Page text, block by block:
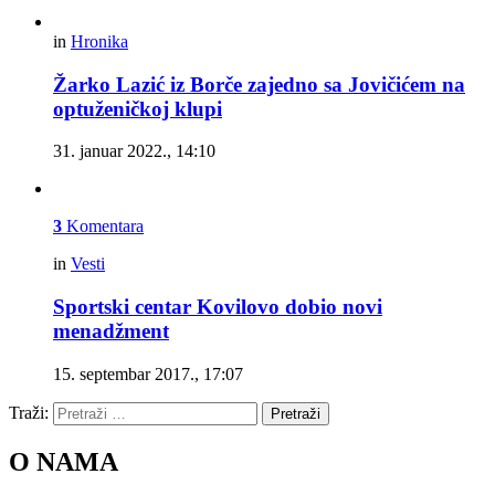
in Hronika
Žarko Lazić iz Borče zajedno sa Jovičićem na
optuženičkoj klupi
31. januar 2022., 14:10
3 Komentara
in Vesti
Sportski centar Kovilovo dobio novi
menadžment
15. septembar 2017., 17:07
Traži: Pretraži
O NAMA